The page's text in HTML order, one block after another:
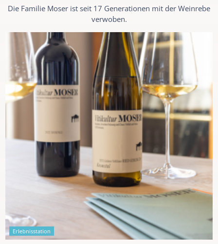
Die Familie Moser ist seit 17 Generationen mit der Weinrebe
verwoben.
Erlebnisstation